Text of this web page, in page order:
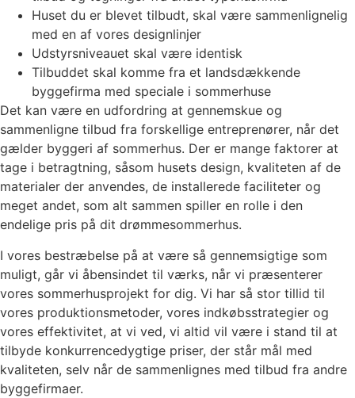
Huset du er blevet tilbudt, skal være sammenlignelig
med en af vores designlinjer
Udstyrsniveauet skal være identisk
Tilbuddet skal komme fra et landsdækkende
byggefirma med speciale i sommerhuse
Det kan være en udfordring at gennemskue og
sammenligne tilbud fra forskellige entreprenører, når det
gælder byggeri af sommerhus. Der er mange faktorer at
tage i betragtning, såsom husets design, kvaliteten af de
materialer der anvendes, de installerede faciliteter og
meget andet, som alt sammen spiller en rolle i den
endelige pris på dit drømmesommerhus.
I vores bestræbelse på at være så gennemsigtige som
muligt, går vi åbensindet til værks, når vi præsenterer
vores sommerhusprojekt for dig. Vi har så stor tillid til
vores produktionsmetoder, vores indkøbsstrategier og
vores effektivitet, at vi ved, vi altid vil være i stand til at
tilbyde konkurrencedygtige priser, der står mål med
kvaliteten, selv når de sammenlignes med tilbud fra andre
byggefirmaer.